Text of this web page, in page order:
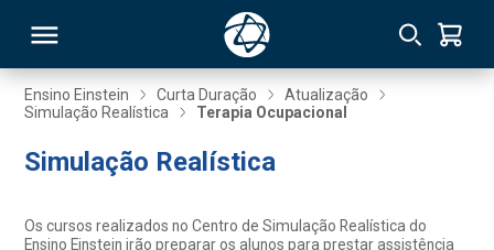
Ensino Einstein Curta Duração
Atualização
Simulação Realística
Terapia Ocupacional
Simulação Realística
Os cursos realizados no Centro de Simulação Realística do
Ensino Einstein irão preparar os alunos para prestar assistência